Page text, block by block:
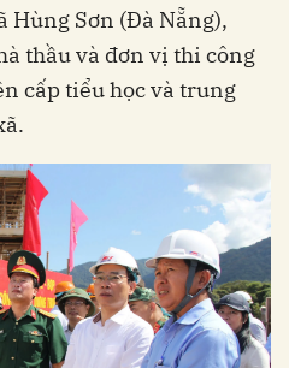
Hùng Sơn (Đà Nẵng),
thầu và đơn vị thi công
cấp tiểu học và trung